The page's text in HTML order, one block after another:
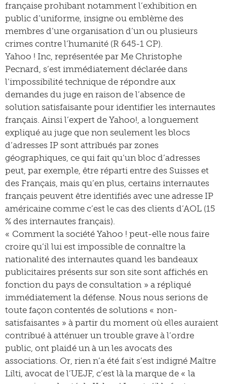
française prohibant notamment l’exhibition en
public d’uniforme, insigne ou emblème des
membres d’une organisation d’un ou plusieurs
crimes contre l’humanité (R 645-1 CP).
Yahoo ! Inc, représentée par Me Christophe
Pecnard, s’est immédiatement déclarée dans
l’impossibilité technique de répondre aux
demandes du juge en raison de l’absence de
solution satisfaisante pour identifier les internautes
français. Ainsi l’expert de Yahoo!, a longuement
expliqué au juge que non seulement les blocs
d’adresses IP sont attribués par zones
géographiques, ce qui fait qu’un bloc d’adresses
peut, par exemple, être réparti entre des Suisses et
des Français, mais qu’en plus, certains internautes
français peuvent être identifiés avec une adresse IP
américaine comme c’est le cas des clients d’AOL (15
% des internautes français).
« Comment la société Yahoo ! peut-elle nous faire
croire qu’il lui est impossible de connaître la
nationalité des internautes quand les bandeaux
publicitaires présents sur son site sont affichés en
fonction du pays de consultation » a répliqué
immédiatement la défense. Nous nous serions de
toute façon contentés de solutions « non-
satisfaisantes » à partir du moment où elles auraient
contribué à atténuer un trouble grave à l’ordre
public, ont plaidé un à un les avocats des
associations. Or, rien n’a été fait s’est indigné Maître
Lilti, avocat de l’UEJF, c’est là la marque de « la